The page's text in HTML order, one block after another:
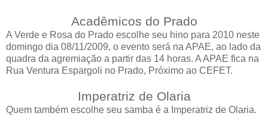
Acadêmicos do Prado
A Verde e Rosa do Prado escolhe seu hino para 2010 neste
domingo dia 08/11/2009, o evento será na APAE, ao lado da
quadra da agremiação a partir das 14 horas. A APAE fica na
Rua Ventura Espargoli no Prado, Próximo ao CEFET.
Imperatriz de Olaria
Quem também escolhe seu samba é a Imperatriz de Olaria.